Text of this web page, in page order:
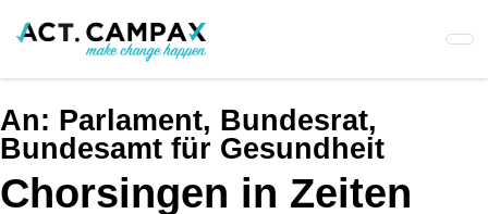
An: Parlament, Bundesrat,
Bundesamt für Gesundheit
Chorsingen in Zeiten